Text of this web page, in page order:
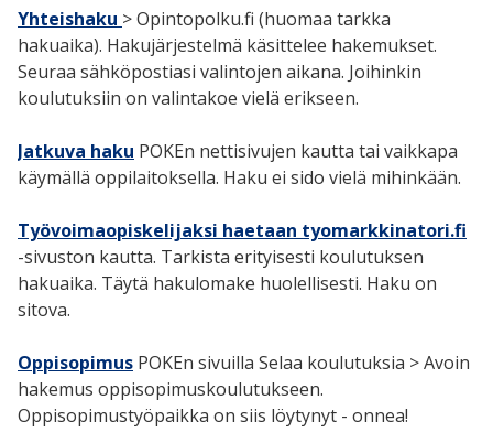
Yhteishaku > Opintopolku.fi (huomaa tarkka
hakuaika). Hakujärjestelmä käsittelee hakemukset.
Seuraa sähköpostiasi valintojen aikana. Joihinkin
koulutuksiin on valintakoe vielä erikseen.
Jatkuva haku POKEn nettisivujen kautta tai vaikkapa
käymällä oppilaitoksella. Haku ei sido vielä mihinkään.
Työvoimaopiskelijaksi haetaan tyomarkkinatori.fi
-sivuston kautta. Tarkista erityisesti koulutuksen
hakuaika. Täytä hakulomake huolellisesti. Haku on
sitova.
Oppisopimus POKEn sivuilla Selaa koulutuksia > Avoin
hakemus oppisopimuskoulutukseen.
Oppisopimustyöpaikka on siis löytynyt - onnea!